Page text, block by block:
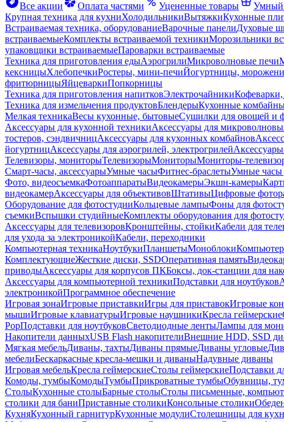
Все акции
Оплата частями Уцененные товары Умный
Крупная техника для кухниХолодильникиВытяжкиКухонные
Встраиваемая техника, оборудованиеВарочные панелиДуховые
встраиваемыеКомплекты встраиваемой техникиМорозильники
упаковщики встраиваемыеПароварки встраиваемые
Техника для приготовления едыАэрогрилиМикроволновые печи
кексницыХлебопечкиРостеры, мини-печиЙогуртницы,
фритюрницыЯйцеваркиПопкорницы
Техника для приготовления напитковЭлектрочайники
Техника для измельчения продуктовБлендерыКухонные
Мелкая техникаВесы кухонные, бытовыеСушилки для овощей и
Аксессуары для кухонной техникиАксессуары для
тостеров, сэндвичницАксессуары для кухонных комбайнов
йогуртницАксессуары для аэрогрилей, электрогрилей
Телевизоры, мониторыТелевизорыМониторыМониторы-
Смарт-часы, аксессуарыУмные часыФитнес-браслетыУмные часы
Фото, видеосъемкаФотоаппаратыВидеокамерыЭкшн-камеры
видеокамерАксессуары для объективовШтативыЦифровые
Оборудование для фотостудииКольцевые лампыФоны для
съемкиВспышки студийныеКомплекты оборудования для
Аксессуары для телевизоровКронштейны, стойкиКабели для
для ухода за электроникойКабели, переходники
Компьютерная техникаНоутбукиПланшетыМоноблоки
КомплектующиеЖесткие диски, SSDОперативная память
приводыАксессуары для корпусов ПКБоксы, док-станции для
Аксессуары для компьютерной техникиПодставки для ноутбуков
электроникойПрограммное обеспечение
Игровая зонаИгровые приставкиИгры для приставокИгровые
мышиИгровые клавиатурыИгровые наушникиКресла геймерские
PopПодставки для ноутбуковСветодиодные лентыЛампы для
Накопители данныхUSB Flash накопителиВнешние HDD, SSD
Мягкая мебельДиваны, тахтыДиваны прямыеДиваны угловые
мебелиБескаркасные кресла-мешки и диваныНадувные диваны
Игровая мебельКресла геймерскиеСтолы геймерскиеПодставки
Комоды, тумбыКомодыТумбыПрикроватные тумбыОбувницы,
СтолыКухонные столыБарные столыСтолы письменные,
столики для баниПриставные столикиКонсольные столики
КухняКухонный гарнитурКухонные модулиСтолешницы для